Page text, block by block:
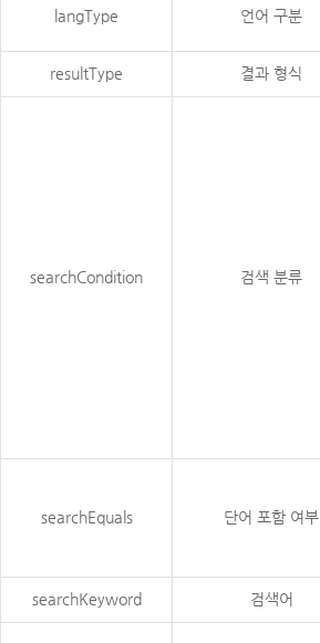
langType 언어 구분
resultType 결과 형식
searchCondition 검색 분류
searchEquals 단어 포함 여부
searchKeyword 검색어